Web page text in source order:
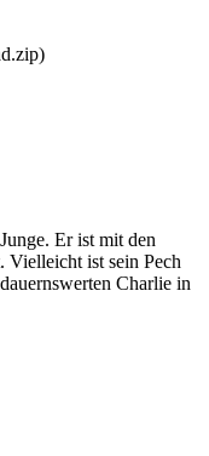
Er ist mit den
Vielleicht ist sein Pech
Charlie in